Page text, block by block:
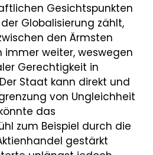
Gesichtspunkten
Globalisierung zählt,
den Ärmsten
immer weiter, weswegen
Gerechtigkeit in
Staat kann direkt und
von Ungleichheit
das
zum Beispiel durch die
gestärkt